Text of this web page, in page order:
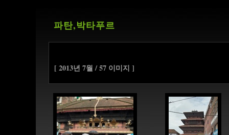
파탄,박타푸르
[ 2013년 7월 / 57 이미지 ]